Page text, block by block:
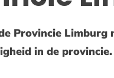
Provincie Limburg
in de provincie.